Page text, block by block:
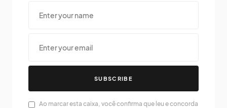
SUBSCRIBE
Ao marcar esta caixa, você confirma que leu e concorda